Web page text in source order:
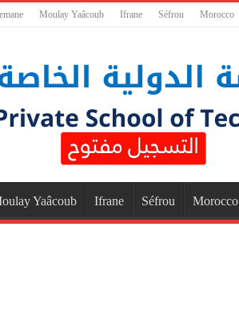
Moulay Yaâcoub Ifrane Séfrou Morocco
Yaâcoub Ifrane Séfrou Morocco